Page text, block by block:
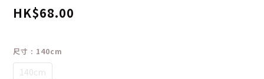
HK$68.00
尺寸 : 140cm
140cm